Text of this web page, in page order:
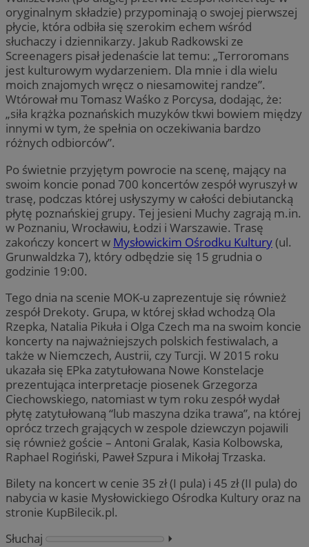
oryginalnym składzie) przypominają o swojej pierwszej
płycie, która odbiła się szerokim echem wśród
słuchaczy i dziennikarzy. Jakub Radkowski ze
Screenagers pisał jedenaście lat temu: „Terroromans
jest kulturowym wydarzeniem. Dla mnie i dla wielu
moich znajomych wręcz o niesamowitej randze”.
Wtórował mu Tomasz Waśko z Porcysa, dodając, że:
„siła krążka poznańskich muzyków tkwi bowiem między
innymi w tym, że spełnia on oczekiwania bardzo
różnych odbiorców”.
Po świetnie przyjętym powrocie na scenę, mający na
swoim koncie ponad 700 koncertów zespół wyruszył w
trasę, podczas której usłyszymy w całości debiutancką
płytę poznańskiej grupy. Tej jesieni Muchy zagrają m.in.
w Poznaniu, Wrocławiu, Łodzi i Warszawie. Trasę
zakończy koncert w Mysłowickim Ośrodku Kultury(ul.
Grunwaldzka 7), który odbędzie się 15 grudnia o
godzinie 19:00.
Tego dnia na scenie MOK-u zaprezentuje się również
zespół Drekoty. Grupa, w której skład wchodzą Ola
Rzepka, Natalia Pikuła i Olga Czech ma na swoim koncie
koncerty na najważniejszych polskich festiwalach, a
także w Niemczech, Austrii, czy Turcji. W 2015 roku
ukazała się EPka zatytułowana Nowe Konstelacje
prezentująca interpretacje piosenek Grzegorza
Ciechowskiego, natomiast w tym roku zespół wydał
płytę zatytułowaną “lub maszyna dzika trawa”, na której
oprócz trzech grających w zespole dziewczyn pojawili
się również goście – Antoni Gralak, Kasia Kolbowska,
Raphael Rogiński, Paweł Szpura i Mikołaj Trzaska.
Bilety na koncert w cenie 35 zł (I pula) i 45 zł (II pula) do
nabycia w kasie Mysłowickiego Ośrodka Kultury oraz na
stronie KupBilecik.pl.
Słuchaj
⏵︎